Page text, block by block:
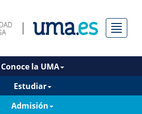
Menú
Conoce la UMA
Estudiar
Admisión